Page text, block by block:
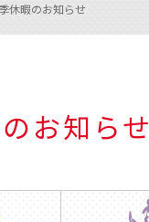
休暇のお知らせ
お知らせ